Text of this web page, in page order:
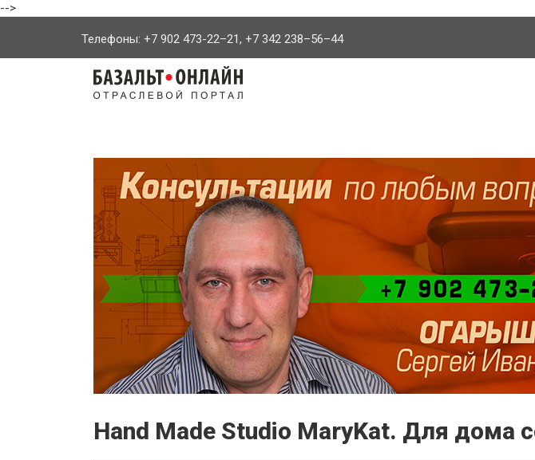
-->
Телефоны: +7 902 473-22–21, +7 342 238–56–44
Hand Made Studio MaryKat. Для дома